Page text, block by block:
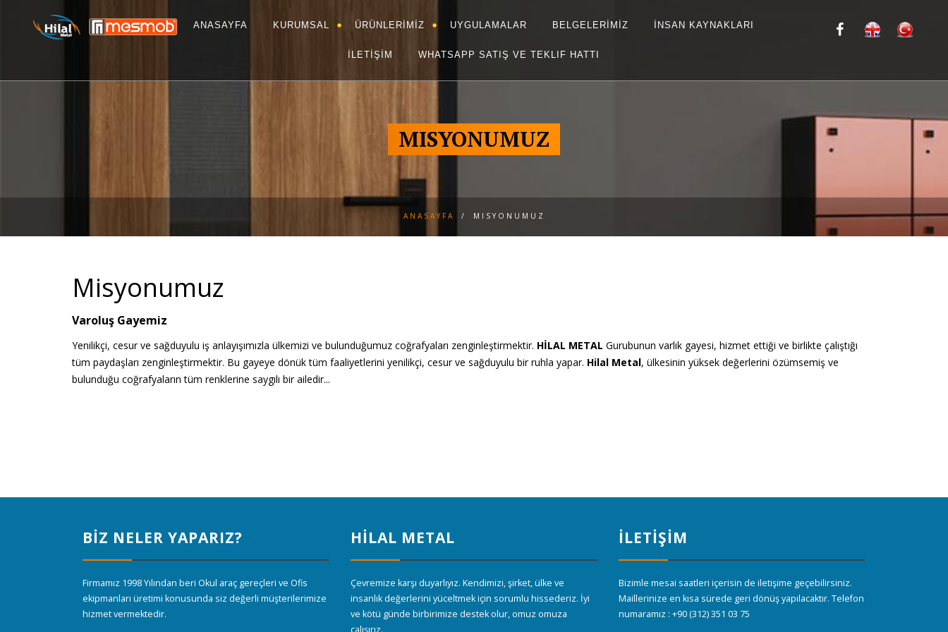
ANASAYFA KURUMSAL ÜRÜNLERİMİZ UYGULAMALAR BELGELERİMİZ İNSAN KAYNAKLARI
İLETİŞİM WHATSAPP SATIŞ VE TEKLIF HATTI
MISYONUMUZ
ANASAYFA / MISYONUMUZ
Misyonumuz
Varoluş Gayemiz
Yenilikçi, cesur ve sağduyulu iş anlayışımızla ülkemizi ve bulunduğumuz coğrafyaları zenginleştirmektir. HİLAL METAL Gurubunun varlık gayesi, hizmet ettiği ve birlikte çalıştığı
tüm paydaşları zenginleştirmektir. Bu gayeye dönük tüm faaliyetlerini yenilikçi, cesur ve sağduyulu bir ruhla yapar. Hilal Metal, ülkesinin yüksek değerlerini özümsemiş ve
bulunduğu coğrafyaların tüm renklerine saygılı bir ailedir...
BİZ NELER YAPARIZ?
Firmamız 1998 Yılından beri Okul araç gereçleri ve Ofis
ekipmanları üretimi konusunda siz değerli müşterilerimize
hizmet vermektedir.
HİLAL METAL
Çevremize karşı duyarlıyız. Kendimizi, şirket, ülke ve
insanlık değerlerini yüceltmek için sorumlu hissederiz. İyi
ve kötü günde birbirimize destek olur, omuz omuza
çalışırız.
İLETİŞİM
Bizimle mesai saatleri içerisin de iletişime geçebilirsiniz.
Maillerinize en kısa sürede geri dönüş yapılacaktır. Telefon
numaramız : +90 (312) 351 03 75